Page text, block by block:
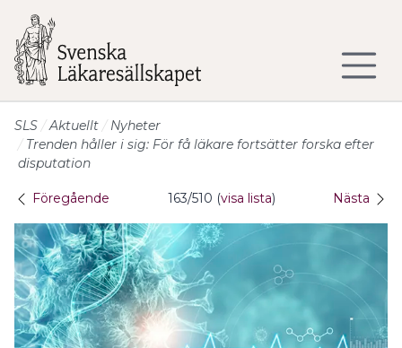
SLS Aktuellt
Nyheter
Trenden håller i sig: För få läkare fortsätter forska efter
disputation
Föregående 163/510 (visa lista) Nästa